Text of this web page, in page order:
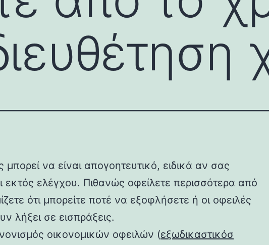
μπορεί να είναι απογοητευτικό, ειδικά αν σας
εκτός ελέγχου. Πιθανώς οφείλετε περισσότερα από
ότι μπορείτε ποτέ να εξοφλήσετε ή οι οφειλές
λήξει σε εισπράξεις.
οικονομικών οφειλών (εξωδικαστικόσ